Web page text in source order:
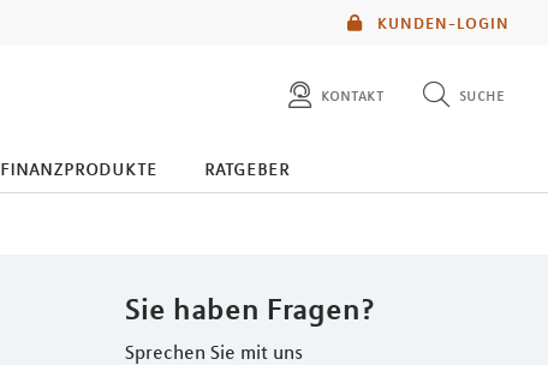
KUNDEN-LOGIN
kontakt suche
diese website durchsuchen
finanzprodukte ratgeber
Sie haben Fragen?
Sprechen Sie mit uns